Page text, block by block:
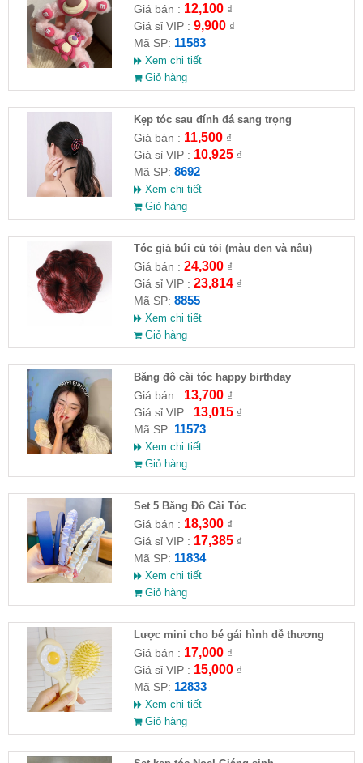
Giá bán : 12,100₫
Giá sỉ VIP : 9,900₫
Mã SP: 11583
Xem chi tiết
Giỏ hàng
Kẹp tóc sau đính đá sang trọng
Giá bán : 11,500₫
Giá sỉ VIP : 10,925₫
Mã SP: 8692
Xem chi tiết
Giỏ hàng
Tóc giả búi củ tỏi (màu đen và nâu)
Giá bán : 24,300₫
Giá sỉ VIP : 23,814₫
Mã SP: 8855
Xem chi tiết
Giỏ hàng
Băng đô cài tóc happy birthday
Giá bán : 13,700₫
Giá sỉ VIP : 13,015₫
Mã SP: 11573
Xem chi tiết
Giỏ hàng
Set 5 Băng Đô Cài Tóc
Giá bán : 18,300₫
Giá sỉ VIP : 17,385₫
Mã SP: 11834
Xem chi tiết
Giỏ hàng
Lược mini cho bé gái hình dễ thương
Giá bán : 17,000₫
Giá sỉ VIP : 15,000₫
Mã SP: 12833
Xem chi tiết
Giỏ hàng